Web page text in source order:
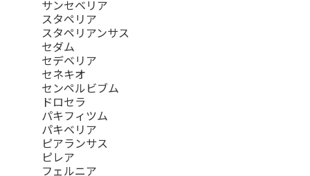
サンセベリア
スタペリア
スタペリアンサス
セダム
セデベリア
セネキオ
センペルビブム
ドロセラ
パキフィツム
パキベリア
ピアランサス
ピレア
フェルニア